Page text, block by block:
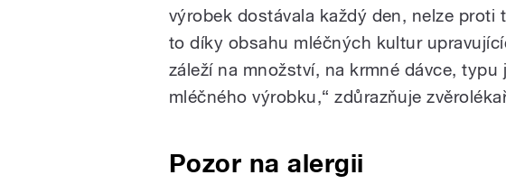
výrobek dostávala každý den, nelze proti
to díky obsahu mléčných kultur
záleží na množství, na krmné dávce,
mléčného výrobku,“ zdůrazňuje
Pozor na alergii